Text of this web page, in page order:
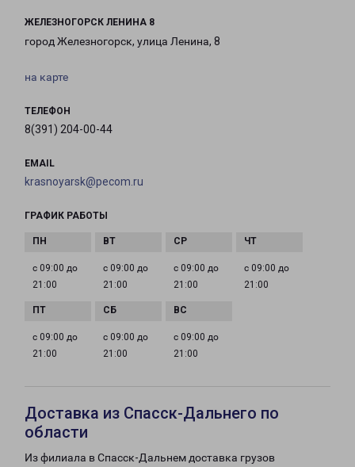
ЖЕЛЕЗНОГОРСК ЛЕНИНА 8
город Железногорск, улица Ленина, 8
на карте
ТЕЛЕФОН
8(391) 204-00-44
EMAIL
krasnoyarsk@pecom.ru
ГРАФИК РАБОТЫ
с 09:00 до
21:00
с 09:00 до
21:00
с 09:00 до
21:00
с 09:00 до
21:00
с 09:00 до
21:00
с 09:00 до
21:00
с 09:00 до
21:00
Доставка из Спасск-Дальнего по
области
Из филиала в Спасск-Дальнем доставка грузов